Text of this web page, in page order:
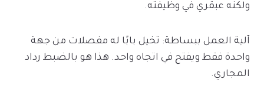
ولكنه عبقري في وظيفته.
آلية العمل ببساطة: تخيل بابًا له مفصلات من جهة
واحدة فقط ويفتح في اتجاه واحد. هذا هو بالضبط رداد
المجاري.